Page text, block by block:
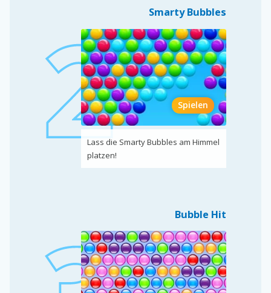
Smarty Bubbles
Spielen
Lass die Smarty Bubbles am Himmel
platzen!
Bubble Hit